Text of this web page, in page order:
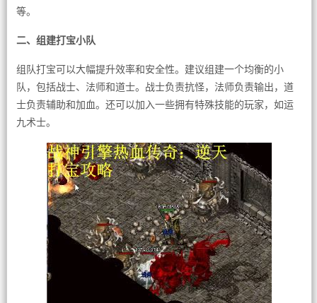
等。
二、组建打宝小队
组队打宝可以大幅提升效率和安全性。建议组建一个均衡的小
队，包括战士、法师和道士。战士负责抗怪，法师负责输出，道
士负责辅助和加血。还可以加入一些拥有特殊技能的玩家，如运
九术士。